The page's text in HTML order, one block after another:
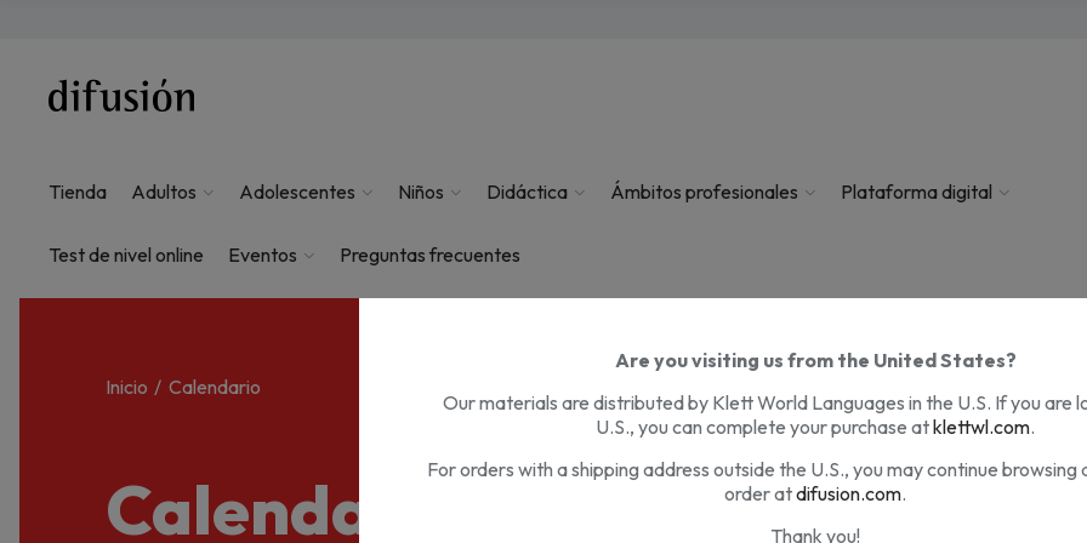
Tienda Adultos Adolescentes Niños Didáctica Ámbitos profesionales Plataforma digital
Test de nivel online Eventos Preguntas frecuentes
Inicio Calendario
Calendario de
Are you visiting us from the United States?
Our materials are distributed by Klett World Languages in the U.S. If you are
U.S., you can complete your purchase atklettwl.com.
For orders with a shipping address outside the U.S., you may continue browsing
order atdifusion.com.
Thank you!